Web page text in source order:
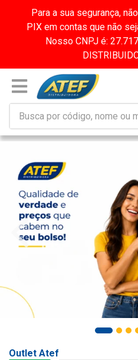
Para a sua segurança,
PIX em contas que não
Nosso CNPJ é:
Outlet Atef